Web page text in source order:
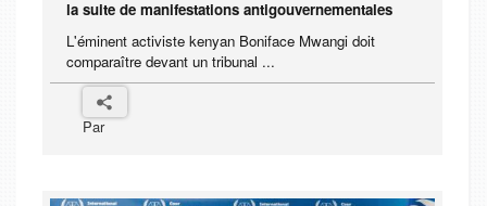
la suite de manifestations antigouvernementales
L'éminent activiste kenyan Boniface Mwangi doit
comparaître devant un tribunal ...
Par